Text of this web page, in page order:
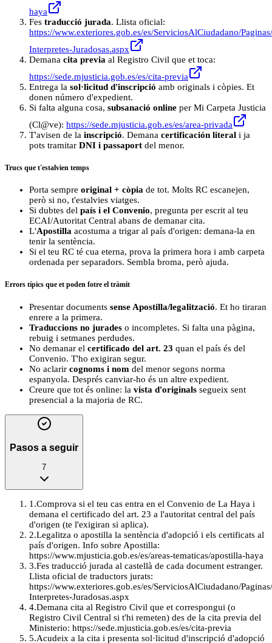
haya
Fes traducció jurada. Llista oficial:
https://www.exteriores.gob.es/es/ServiciosAlCiudadano/
Interpretes-Juradosas.aspx
Demana cita previa al Registro Civil que et toca:
https://sede.mjusticia.gob.es/es/cita-previa
Entrega la sol·licitud d'inscripció amb originals i còpies. Et
donen número d'expedient.
Si falta alguna cosa, subsanació online per Mi Carpeta Justicia
(Cl@ve): https://sede.mjusticia.gob.es/es/area-privada
T'avisen de la inscripció. Demana certificación literal i ja
pots tramitar DNI i passaport del menor.
Trucs que t'estalvien temps
Porta sempre original + còpia de tot. Molts RC escanejen,
però si no, t'estalvies viatges.
Si dubtes del país i el Convenio, pregunta per escrit al teu
ECAI/Autoritat Central abans de demanar cita.
L'Apostilla acostuma a trigar al país d'origen: demana-la en
tenir la sentència.
Si el teu RC té cua eterna, prova la primera hora i amb carpeta
ordenada per separadors. Sembla broma, però ajuda.
Errors típics que et poden fotre el tràmit
Presentar documents sense Apostilla/legalització. Et ho tiraran
enrere a la primera.
Traduccions no jurades o incompletes. Si falta una pàgina,
rebuig i setmanes perdudes.
No demanar el certificado del art. 23 quan el país és del
Convenio. T'ho exigiran segur.
No aclarir cognoms i nom del menor segons norma
espanyola. Després canviar-ho és un altre expedient.
Creure que tot és online: la vista d'originals segueix sent
presencial a la majoria de RC.
Pasos a seguir
7
1 .Comprova si el teu cas entra en el Convenio de La Haya i
demana el certificado del art. 23 a l'autoritat central del país
d'origen (te l'exigiran si aplica).
2.Legalitza o apostilla la sentència d'adopció i els certificats al
país d'origen. Info sobre Apostilla:
https://www.mjusticia.gob.es/es/areas-tematicas/apostilla-haya
3.Fes traducció jurada al castellà de cada document estranger.
Llista oficial de traductors jurats:
https://www.exteriores.gob.es/es/ServiciosAlCiudadano/
Interpretes-Juradosas.aspx
4.Demana cita al Registro Civil que et correspongui (o
Registro Civil Central si t'hi remeten) des de la cita previa del
Ministerio: https://sede.mjusticia.gob.es/es/cita-previa
5.Acudeix a la cita i presenta sol·licitud d'inscripció d'adopció